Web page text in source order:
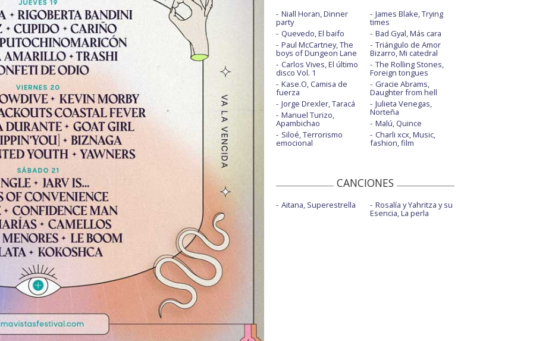
Niall Horan, Dinner
party
Quevedo, El baifo
Paul McCartney, The
boys of Dungeon Lane
Carlos Vives, El último
disco Vol. 1
Kase.O, Camisa de
fuerza
Jorge Drexler, Taracá
Manuel Turizo,
Apambichao
Siloé, Terrorismo
emocional
James Blake, Trying
times
Bad Gyal, Más cara
Triángulo de Amor
Bizarro, Mi catedral
The Rolling Stones,
Foreign tongues
Gracie Abrams,
Daughter from hell
Julieta Venegas,
Norteña
Malú, Quince
Charli xcx, Music,
fashion, film
CANCIONES
Aitana, Superestrella Rosalía y Yahritza y su
Esencia, La perla